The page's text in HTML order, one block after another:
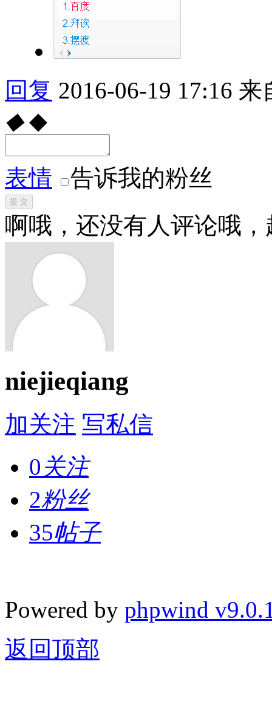
回复 2016-06-19 17:16 来
◆ ◆
表情 告诉我的粉丝
提 交
啊哦，还没有人评论哦
niejieqiang
加关注 写私信
0关注
2粉丝
35帖子
Powered by phpwind
返回顶部